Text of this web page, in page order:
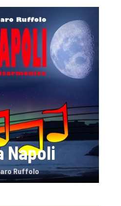
Napoli
Ruffolo